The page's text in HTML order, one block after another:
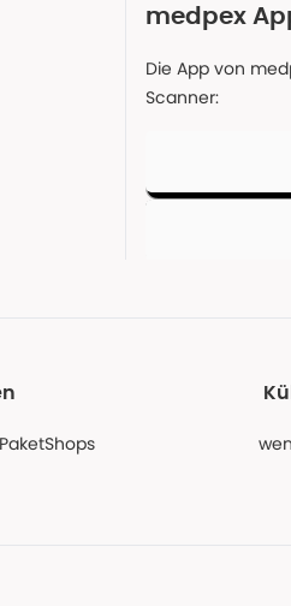
medpex
Die App von
Scanner: